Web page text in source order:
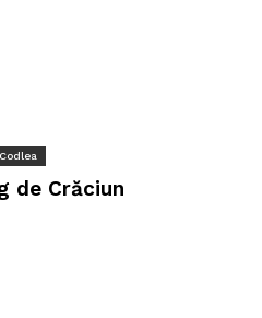
Codlea
de Crăciun